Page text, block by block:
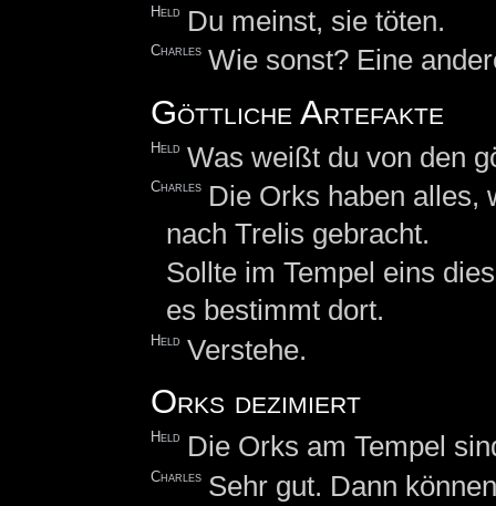
Held Du meinst, sie töten.
Charles Wie sonst? Eine
Göttliche Artefakte
Held Was weißt du von den
Charles Die Orks haben alles,
nach Trelis gebracht.
Sollte im Tempel eins
es bestimmt dort.
Held Verstehe.
Orks dezimiert
Held Die Orks am Tempel
Charles Sehr gut. Dann